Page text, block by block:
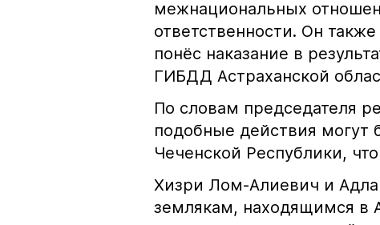
межнациональных
ответственности. Он
понёс наказание в
ГИБДД Астраханской
По словам председателя
подобные действия могут
Чеченской Республики,
Хизри Лом-Алиевич и
землякам, находящимся в